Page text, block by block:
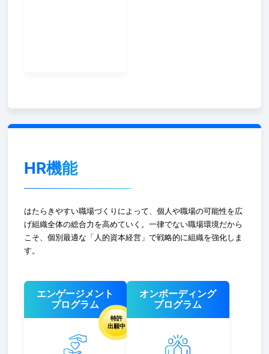
HR機能
はたらきやすい職場づくりによって、個人や職場の可能性を広
げ組織全体の総合力を高めていく。一律でない職場環境だから
こそ、個別最適な「人的資本経営」で戦略的に組織を強化しま
す。
エンゲージメント
プログラム
特許
出願中
オンボーディング
プログラム